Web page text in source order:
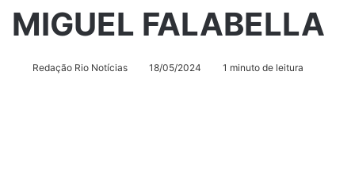
MIGUEL FALABELLA
Redação Rio Notícias 18/05/2024 1 minuto de leitura